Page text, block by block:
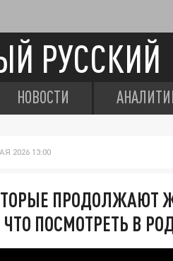
РУССКИЙ
НОВОСТИ
2026 13:00
ПРОДОЛЖАЮТ
ПОСМОТРЕТЬ В